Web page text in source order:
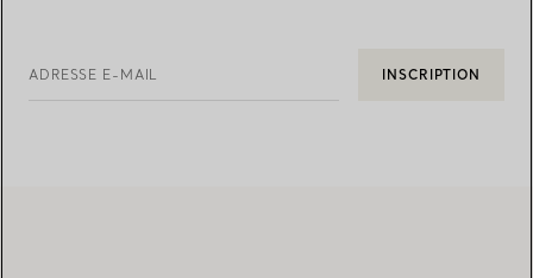
ADRESSE E-MAIL INSCRIPTION